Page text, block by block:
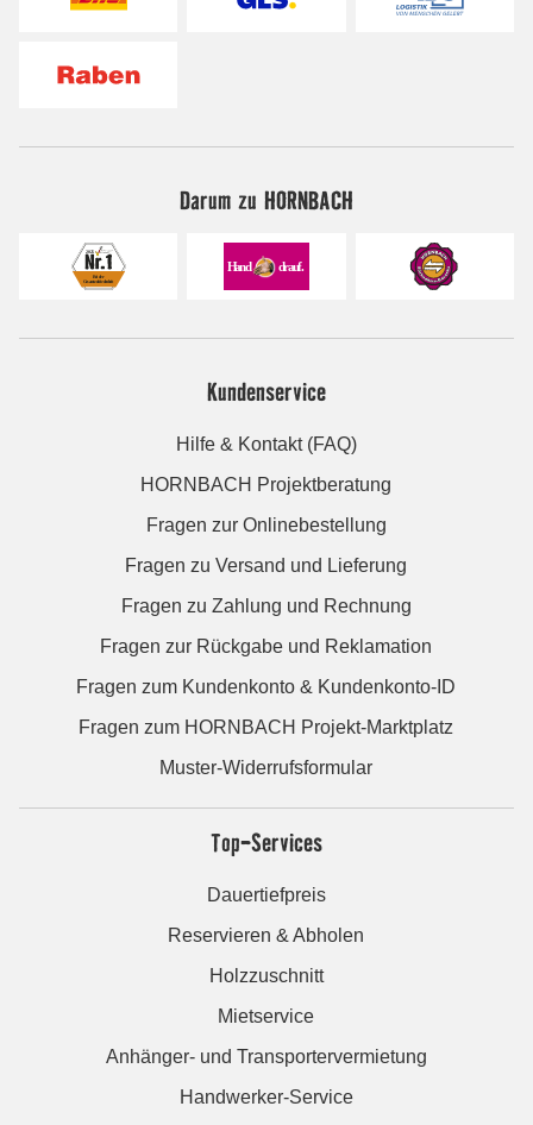
Darum zu HORNBACH
Kundenservice
Hilfe & Kontakt (FAQ)
HORNBACH Projektberatung
Fragen zur Onlinebestellung
Fragen zu Versand und Lieferung
Fragen zu Zahlung und Rechnung
Fragen zur Rückgabe und Reklamation
Fragen zum Kundenkonto & Kundenkonto-ID
Fragen zum HORNBACH Projekt-Marktplatz
Muster-Widerrufsformular
Top-Services
Dauertiefpreis
Reservieren & Abholen
Holzzuschnitt
Mietservice
Anhänger- und Transportervermietung
Handwerker-Service